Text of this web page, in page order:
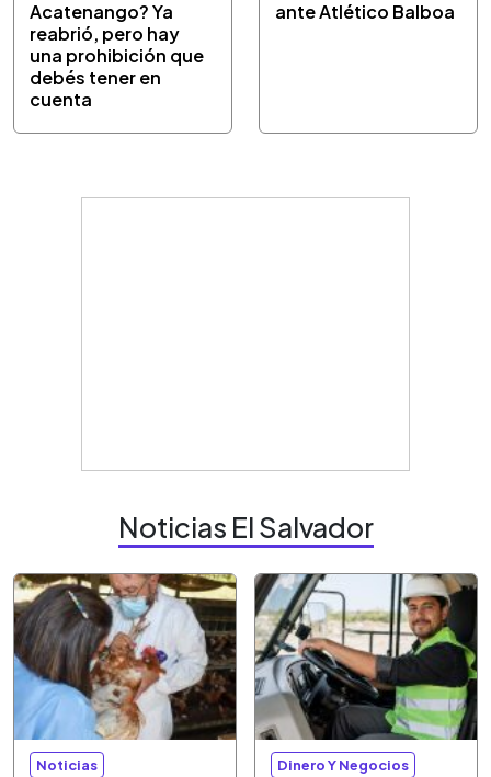
Acatenango? Ya
reabrió, pero hay
una prohibición que
debés tener en
cuenta
ante Atlético Balboa
Noticias El Salvador
Noticias Dinero Y Negocios